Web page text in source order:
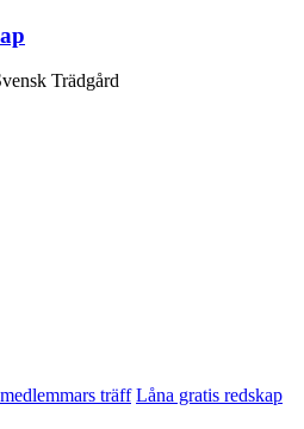
Trädgård
träff Låna gratis redskap